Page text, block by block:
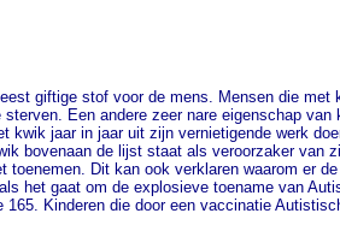
giftige stof voor de mens. Mensen die
Een andere zeer nare eigenschap
jaar in jaar uit zijn vernietigende werk
bovenaan de lijst staat als veroorzaker van
Dit kan ook verklaren waarom er
het gaat om de explosieve toename van
Kinderen die door een vaccinatie